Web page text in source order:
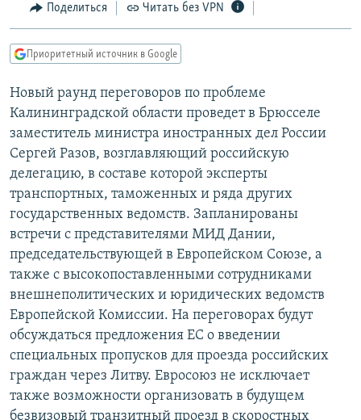
поискуСЕВЕР.РЕАЛИИ
СИБИРЬ.РЕАЛИИ
ПОДПИШИТЕСЬ НА РАССЫЛКУ
СОЦИАЛЬНЫЕ СЕТИ
Все сайты РСЕ/РС
Поделиться Читать без VPN
Приоритетный источник в Google
Новый раунд переговоров по проблеме
Калининградской области проведет в Брюсселе
заместитель министра иностранных дел России
Сергей Разов, возглавляющий российскую
делегацию, в составе которой эксперты
транспортных, таможенных и ряда других
государственных ведомств. Запланированы
встречи с представителями МИД Дании,
председательствующей в Европейском Союзе, а
также с высокопоставленными сотрудниками
внешнеполитических и юридических ведомств
Европейской Комиссии. На переговорах будут
обсуждаться предложения ЕС о введении
специальных пропусков для проезда российских
граждан через Литву. Евросоюз не исключает
также возможности организовать в будущем
безвизовый транзитный проезд в скоростных